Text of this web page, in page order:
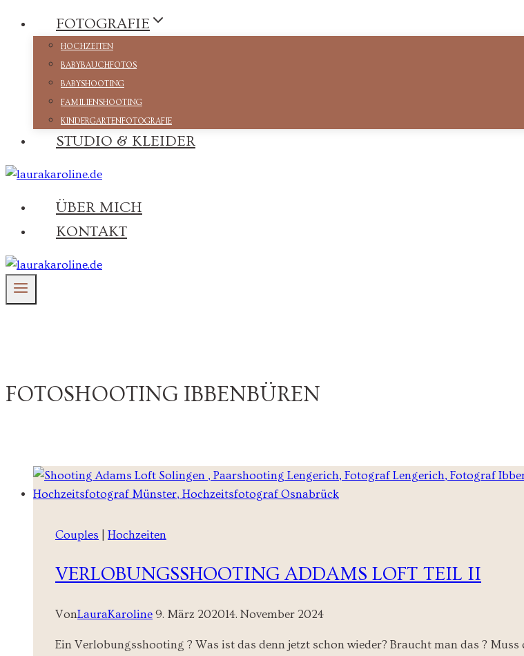
Zum
Inhalt
FOTOGRAFIE
HOCHZEITEN
BABYBAUCHFOTOS
BABYSHOOTING
FAMILIENSHOOTING
KINDERGARTENFOTOGRAFIE
STUDIO & KLEIDER
ÜBER MICH
KONTAKT
FOTOSHOOTING IBBENBÜREN
Couples Hochzeiten
VERLOBUNGSSHOOTING ADDAMS LOFT TEIL II
VonLauraKaroline 9. März 202014. November 2024
Ein Verlobungsshooting ? Was ist das denn jetzt schon wieder? Braucht man das ?